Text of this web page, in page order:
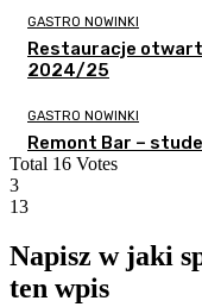
GASTRO NOWINKI
Restauracje
2024/25
GASTRO NOWINKI
Remont Bar –
Total 16 Votes
3
13
Napisz w jaki
ten wpis